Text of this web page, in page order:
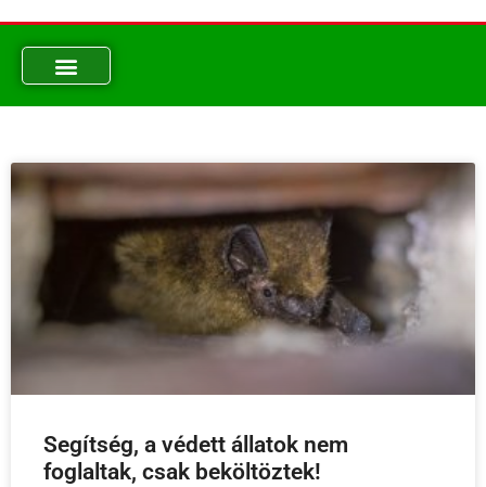
Segítség, a védett állatok nem
foglaltak, csak beköltöztek!